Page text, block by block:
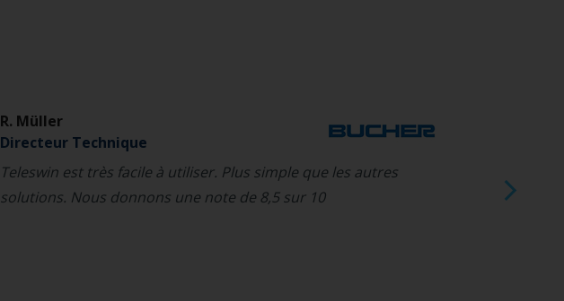
R. Müller
Directeur Technique
Teleswin est très facile à utiliser. Plus simple que les autres
solutions. Nous donnons une note de 8,5 sur 10